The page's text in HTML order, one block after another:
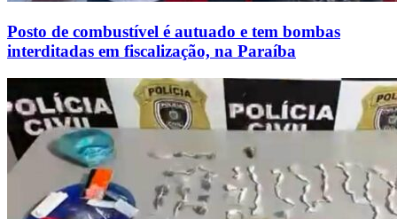
Posto de combustível é autuado e tem bombas
interditadas em fiscalização, na Paraíba